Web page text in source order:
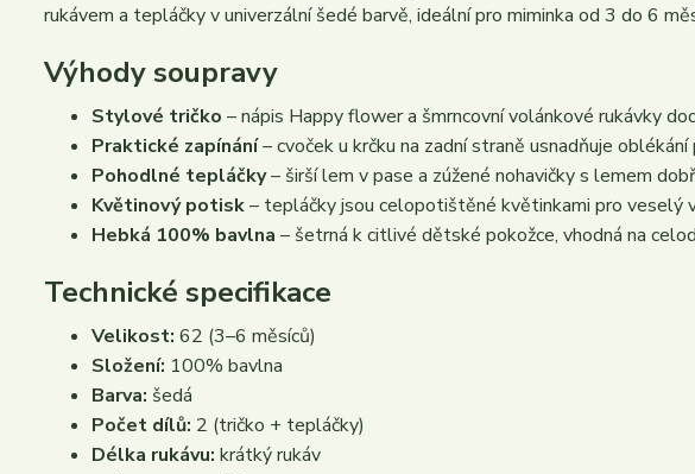
rukávem a tepláčky v univerzální šedé barvě, ideální pro miminka od 3 do 6
Výhody soupravy
Stylové tričko – nápis Happy flower a šmrncovní volánkové rukávky
Praktické zapínání– cvoček u krčku na zadní straně usnadňuje oblékání
Pohodlné tepláčky– širší lem v pase a zúžené nohavičky s lemem
Květinový potisk– tepláčky jsou celopotištěné květinkami pro veselý
Hebká 100% bavlna – šetrná k citlivé dětské pokožce, vhodná na
Technické specifikace
Velikost: 62 (3–6 měsíců)
Složení: 100% bavlna
Barva: šedá
Počet dílů: 2 (tričko + tepláčky)
Délka rukávu: krátký rukáv